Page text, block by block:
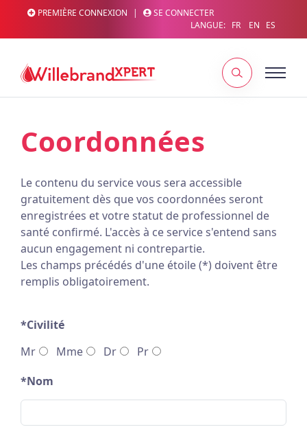
PREMIÈRE CONNEXION |
SE CONNECTER
LANGUE: FR EN ES
Coordonnées
Le contenu du service vous sera accessible
gratuitement dès que vos coordonnées seront
enregistrées et votre statut de professionnel de
santé confirmé. L'accès à ce service s'entend sans
aucun engagement ni contrepartie.
Les champs précédés d'une étoile (*) doivent être
remplis obligatoirement.
*Civilité
Mr
Mme Dr
Pr
*Nom